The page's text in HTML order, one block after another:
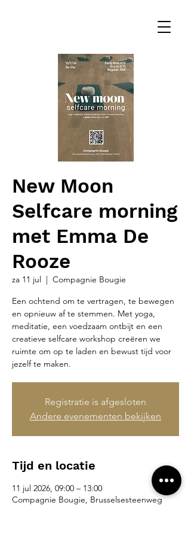
New Moon
Selfcare morning
met Emma De
Rooze
za 11 jul
  |
Compagnie Bougie
Een ochtend om te vertragen, te bewegen
en opnieuw af te stemmen. Met yoga,
meditatie, een voedzaam ontbijt en een
creatieve selfcare workshop creëren we
ruimte om op te laden en bewust tijd voor
jezelf te maken.
Registratie is afgesloten
Andere evenementen bekijken
Tijd en locatie
11 jul 2026, 09:00 – 13:00
Compagnie Bougie, Brusselsesteenweg